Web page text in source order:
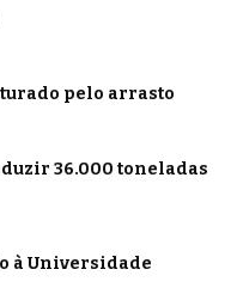
pelo arrasto
36.000 toneladas
à Universidade